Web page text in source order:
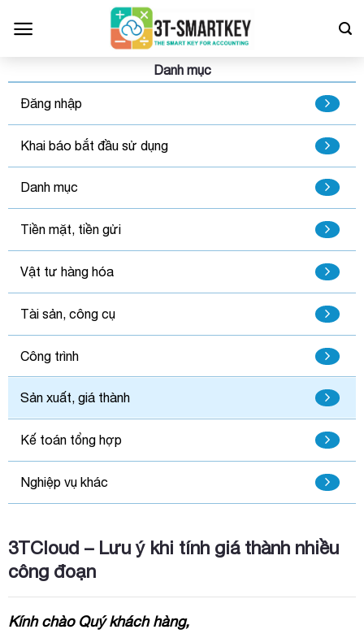
qua
Danh mục
Đăng nhập
Khai báo bắt đầu sử dụng
Danh mục
Tiền mặt, tiền gửi
Vật tư hàng hóa
Tài sản, công cụ
Công trình
Sản xuất, giá thành
Kế toán tổng hợp
Nghiệp vụ khác
3TCloud – Lưu ý khi tính giá thành nhiều
công đoạn
Kính chào Quý khách hàng,